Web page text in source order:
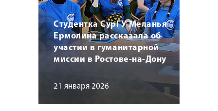
Студентка СурГУ Меланья
Ермолина рассказала об
участии в гуманитарной
миссии в Ростове-на-Дону
21 января 2026